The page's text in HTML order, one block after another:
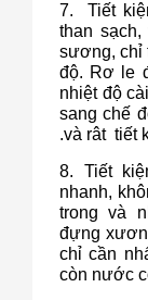
7. Tiết
than
sương, chỉ
độ. Rơ le
nhiệt độ
sang chế
.và rât tiết
8. Tiết
nhanh,
trong và
đựng
chỉ cần
còn nước